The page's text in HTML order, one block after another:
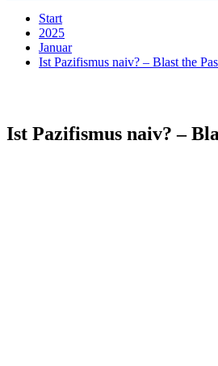
Start
2025
Januar
Ist Pazifismus naiv? – Blast the
Ist Pazifismus naiv? –